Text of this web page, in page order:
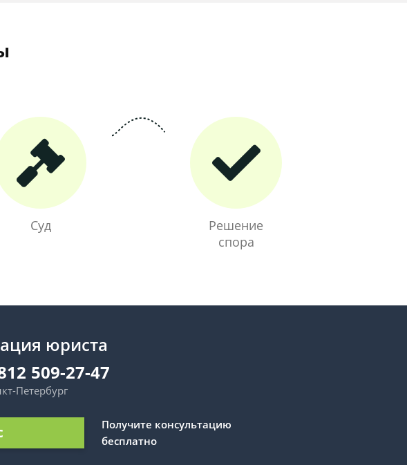
Суд
Решение
спора
юриста
509-27-47
Петербург
Получите консультацию
бесплатно